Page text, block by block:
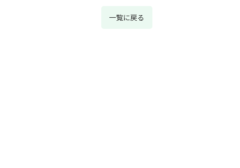
一覧に戻る